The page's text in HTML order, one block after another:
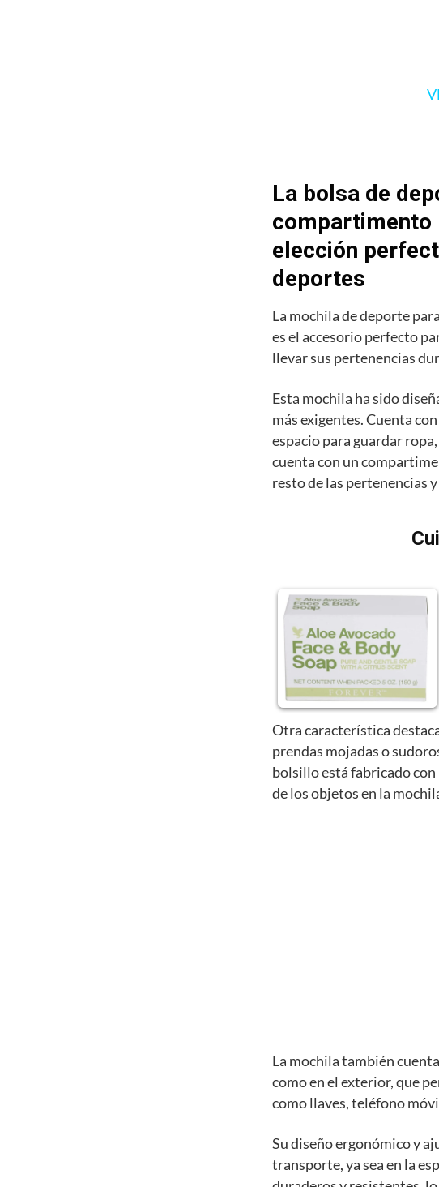
La bolsa de
compartimento
elección
deportes
La mochila de deporte
es el accesorio perfecto
llevar sus pertenencias
Esta mochila ha sido
más exigentes. Cuenta
espacio para guardar
cuenta con un
resto de las pertenencias
Otra característica
prendas mojadas o
bolsillo está fabricado
de los objetos en la
La mochila también
como en el exterior, que
como llaves, teléfono
Su diseño ergonómico y
transporte, ya sea en la